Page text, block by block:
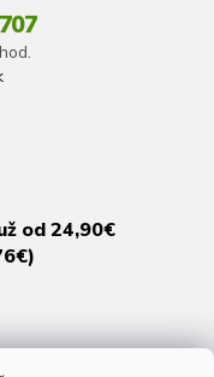
od 24,90€